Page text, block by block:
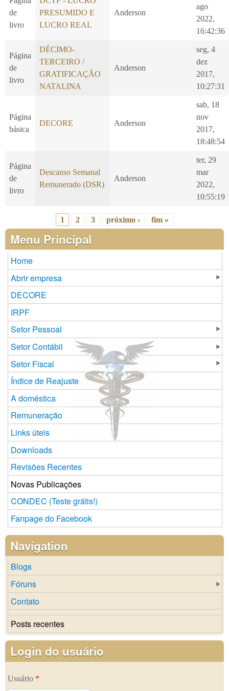
de
livro
PRESUMIDO E
LUCRO REAL
Anderson
ago
2022,
16:42:36
Página
de
livro
DÉCIMO-
TERCEIRO /
GRATIFICAÇÃO
NATALINA
Anderson
seg, 4
dez
2017,
10:27:31
Página
básica
DECORE Anderson
sab, 18
nov
2017,
18:48:54
Página
de
livro
Descanso Semanal
Remunerado (DSR)
Anderson
ter, 29
mar
2022,
10:55:19
Páginas
1 2 3 próximo › fim »
Menu Principal
Home
Abrir empresa
DECORE
IRPF
Setor Pessoal
Setor Contábil
Setor Fiscal
Índice de Reajuste
A doméstica
Remuneração
Links úteis
Downloads
Revisões Recentes
Novas Publicações
CONDEC (Teste grátis!)
Fanpage do Facebook
Navigation
Blogs
Fóruns
Contato
Posts recentes
Login do usuário
Usuário *